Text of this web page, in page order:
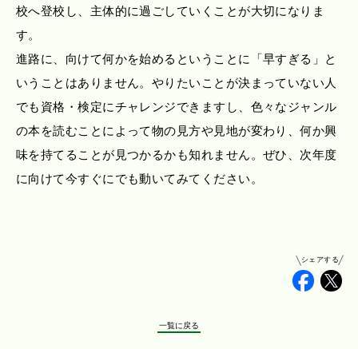
校へ登校し、主体的に過ごしていくことが大切になりま
す。
進路に、向けて何かを始めるということに「早すぎる」と
いうことはありません。やりたいことが決まっていない人
でも資格・検定にチャレンジできますし、色々なジャンル
の本を読むことによって物の見方や見地が変わり、何か興
味を持てることが見つかるかも知れません。ぜひ、次年度
に向けて今すぐにでも動いてみてください。
シェアする
一覧に戻る